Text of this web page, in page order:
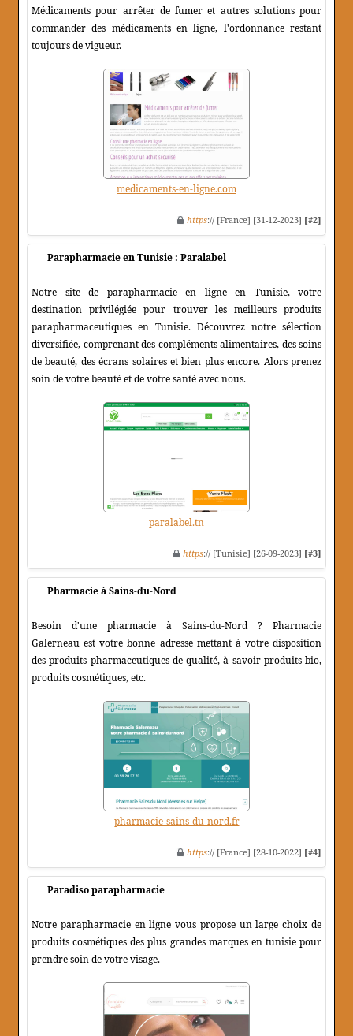
Médicaments pour arrêter de fumer et autres solutions pour
commander des médicaments en ligne, l'ordonnance restant
toujours de vigueur.
medicaments-en-ligne.com
https:// [France] [31-12-2023] [#2]
Parapharmacie en Tunisie : Paralabel
Notre site de parapharmacie en ligne en Tunisie, votre
destination privilégiée pour trouver les meilleurs produits
parapharmaceutiques en Tunisie. Découvrez notre sélection
diversifiée, comprenant des compléments alimentaires, des soins
de beauté, des écrans solaires et bien plus encore. Alors prenez
soin de votre beauté et de votre santé avec nous.
paralabel.tn
https:// [Tunisie] [26-09-2023] [#3]
Pharmacie à Sains-du-Nord
Besoin d'une pharmacie à Sains-du-Nord ? Pharmacie
Galerneau est votre bonne adresse mettant à votre disposition
des produits pharmaceutiques de qualité, à savoir produits bio,
produits cosmétiques, etc.
pharmacie-sains-du-nord.fr
https:// [France] [28-10-2022] [#4]
Paradiso parapharmacie
Notre parapharmacie en ligne vous propose un large choix de
produits cosmétiques des plus grandes marques en tunisie pour
prendre soin de votre visage.